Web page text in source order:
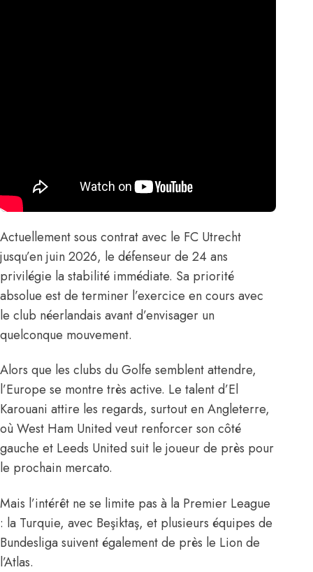
Actuellement sous contrat avec le FC Utrecht
jusqu’en juin 2026, le défenseur de 24 ans
privilégie la stabilité immédiate. Sa priorité
absolue est de terminer l’exercice en cours avec
le club néerlandais avant d’envisager un
quelconque mouvement.
Alors que les clubs du Golfe semblent attendre,
l’Europe se montre très active. Le talent d’El
Karouani attire les regards, surtout en Angleterre,
où West Ham United veut renforcer son côté
gauche et Leeds United suit le joueur de près pour
le prochain mercato.
Mais l’intérêt ne se limite pas à la Premier League
: la Turquie, avec Beşiktaş, et plusieurs équipes de
Bundesliga suivent également de près le Lion de
l’Atlas.